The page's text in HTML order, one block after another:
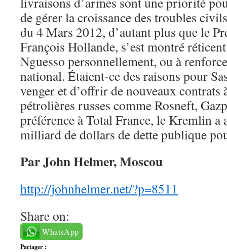
de gérer la croissance des troubles
du 4 Mars 2012, d’autant plus que le
François Hollande, s’est montré
Nguesso personnellement, ou à
national. Étaient-ce des raisons pour
venger et d’offrir de nouveaux contrats
pétrolières russes comme Rosneft,
préférence à Total France, le Kremlin a
milliard de dollars de dette publique
Par John Helmer, Moscou
http://johnhelmer.net/?p=8511
Share on:
WhatsApp
Partager :